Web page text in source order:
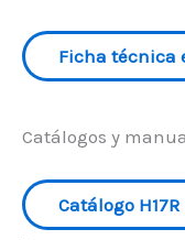
Ficha técnica
Catálogos y
Catálogo H17R